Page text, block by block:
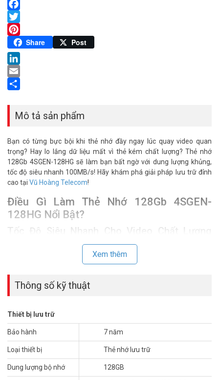
Facebook
Twitter
Pinterest
Share Post
LinkedIn
Email
Mô tả sản phẩm
Bạn có từng bực bội khi thẻ nhớ đầy ngay lúc quay video quan
trọng? Hay lo lắng dữ liệu mất vì thẻ kém chất lượng? Thẻ nhớ
128Gb 4SGEN-128HG sẽ làm bạn bất ngờ với dung lượng khủng,
tốc độ siêu nhanh 100MB/s! Hãy khám phá giải pháp lưu trữ đỉnh
cao tại Vũ Hoàng Telecom!
Điều Gì Làm Thẻ Nhớ 128Gb 4SGEN-
128HG Nổi Bật?
Tốc Độ Siêu Nhanh Cho Video Chất Lượng
Thẻ nhớ 4SGEN 128Gb đạt chuẩn Class 10, U3, V30, với tốc độ đọc
Đây là lựa chọn lý tưởng cho thẻ nhớ cho camera hoặc máy quay
chuyên nghiệp. Xem
Xem thêm
Thông số kỹ thuật
Thiết bị lưu trữ
Bảo hành 7 năm
Loại thiết bị Thẻ nhớ lưu trữ
Dung lượng bộ nhớ 128GB